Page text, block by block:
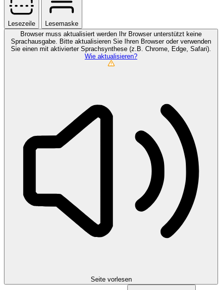
Lesezeile
Lesemaske
Browser muss aktualisiert werden
Ihr Browser unterstützt keine
Sprachausgabe. Bitte aktualisieren Sie Ihren Browser oder verwenden
Sie einen mit aktivierter Sprachsynthese (z.B. Chrome, Edge, Safari).
Wie aktualisieren?
Seite vorlesen